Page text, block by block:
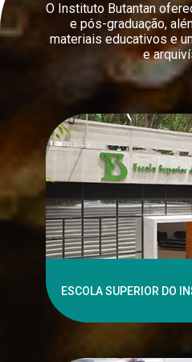
O Instituto Butantan
e pós-graduação,
materiais educativos e
e
ESCOLA SUPERIOR DO